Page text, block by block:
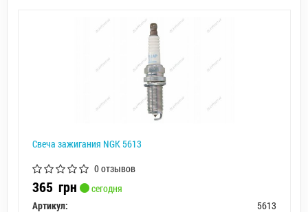
Свеча зажигания NGK 5613
0 отзывов
365 грн
сегодня
Артикул:
5613